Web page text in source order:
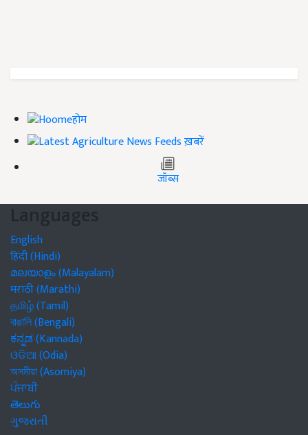
होम
ख़बरें
जॉब्स
Languages
English
हिंदी (Hindi)
മലയാളം (Malayalam)
मराठी (Marathi)
தமிழ் (Tamil)
বাঙালি (Bengali)
ಕನ್ನಡ (Kannada)
ଓଡିଆ (Odia)
অসমীয়া (Asomiya)
ਪੰਜਾਬੀ
తెలుగు
ગુજરાતી